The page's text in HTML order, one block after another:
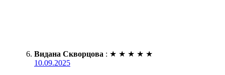
Видана Скворцова : ★ ★ ★ ★ ★
10.09.2025